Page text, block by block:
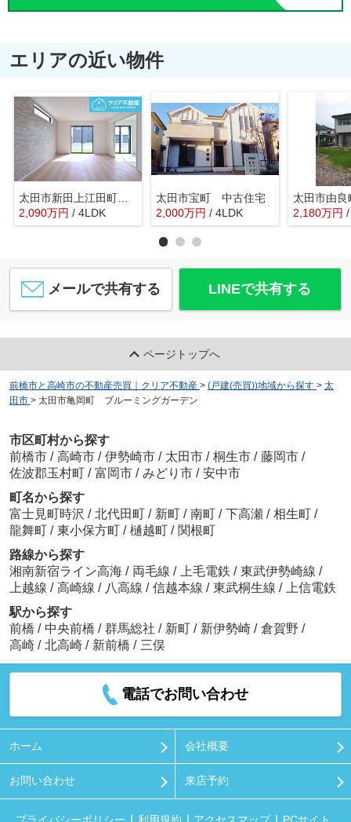
エリアの近い物件
太田市新田上江田町 GRAFARE
2,090万円 / 4LDK
太田市宝町 中古住宅
2,000万円 / 4LDK
太田市由
2,180万円
メールで共有する LINEで共有する
ページトップへ
前橋市と高崎市の不動産売買｜クリア不動産 > (戸建(売買))地域から探す > 太
田市 > 太田市亀岡町 ブルーミングガーデン
市区町村から探す
前橋市 / 高崎市 / 伊勢崎市 / 太田市 / 桐生市 / 藤岡市 /
佐波郡玉村町 / 富岡市 / みどり市 / 安中市
町名から探す
富士見町時沢 / 北代田町 / 新町 / 南町 / 下高瀬 / 相生町 /
龍舞町 / 東小保方町 / 樋越町 / 関根町
路線から探す
湘南新宿ライン高海 / 両毛線 / 上毛電鉄 / 東武伊勢崎線 /
上越線 / 高崎線 / 八高線 / 信越本線 / 東武桐生線 /
上信電鉄
駅から探す
前橋 / 中央前橋 / 群馬総社 / 新町 / 新伊勢崎 / 倉賀野 /
高崎 / 北高崎 / 新前橋 / 三俣
電話でお問い合わせ
ホーム 会社概要
お問い合わせ 来店予約